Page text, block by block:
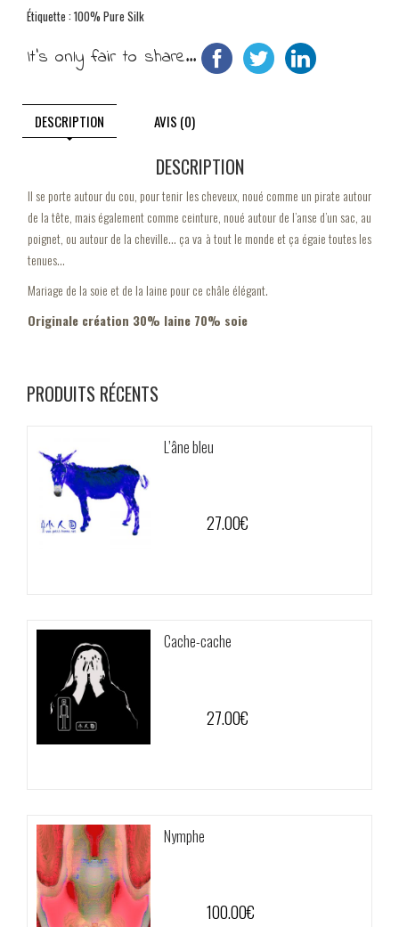
Étiquette : 100% Pure Silk
It's only fair to share...
DESCRIPTION AVIS (0)
DESCRIPTION
Il se porte autour du cou, pour tenir les cheveux, noué comme un pirate autour
de la tête, mais également comme ceinture, noué autour de l’anse d’un sac, au
poignet, ou autour de la cheville… ça va à tout le monde et ça égaie toutes les
tenues…
Mariage de la soie et de la laine pour ce châle élégant.
Originale création 30% laine 70% soie
PRODUITS RÉCENTS
27.00€
L’âne bleu
27.00€
Cache-cache
100.00€
Nymphe